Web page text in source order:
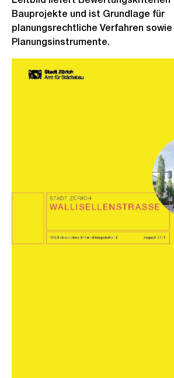
Bauprojekte und ist Grundlage für
planungsrechtliche Verfahren sowie
Planungsinstrumente.